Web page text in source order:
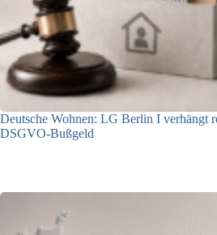
Deutsche Wohnen: LG Berlin I verhängt
DSGVO-Bußgeld